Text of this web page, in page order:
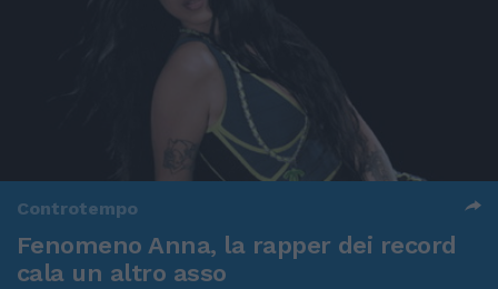
Controtempo
Fenomeno Anna, la rapper dei record
cala un altro asso